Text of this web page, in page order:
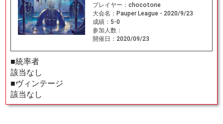
プレイヤー： chocotone
大会名： Pauper League - 2020/9/23
成績： 5-0
参加人数：
開催日： 2020/09/23
■統率者
該当なし
■ヴィンテージ
該当なし